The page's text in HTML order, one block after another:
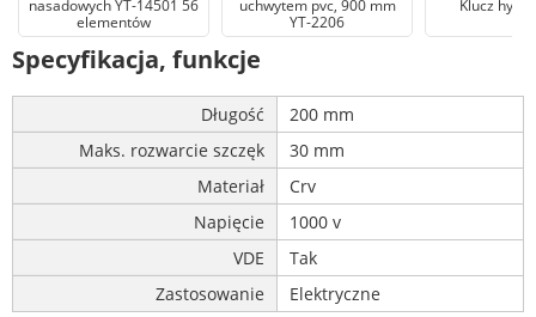
nasadowych YT-14501 56
elementów
uchwytem pvc, 900 mm
YT-2206
Klucz
Specyfikacja, funkcje
Długość
200 mm
Maks. rozwarcie szczęk
30 mm
Materiał
Crv
Napięcie
1000 v
VDE
Tak
Zastosowanie
Elektryczne